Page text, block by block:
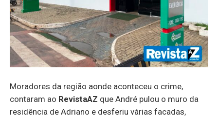
Moradores da região aonde aconteceu o crime,
contaram ao RevistaAZ que André pulou o muro da
residência de Adriano e desferiu várias facadas,